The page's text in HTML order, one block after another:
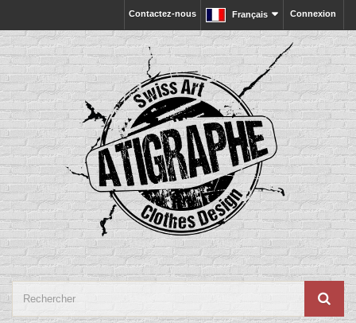
Connexion
Français
Contactez-nous